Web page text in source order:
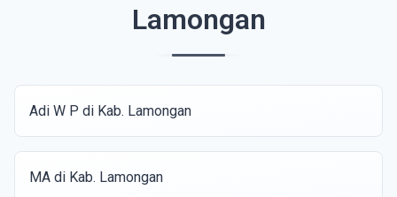
Lamongan
Adi W P di Kab. Lamongan
MA di Kab. Lamongan